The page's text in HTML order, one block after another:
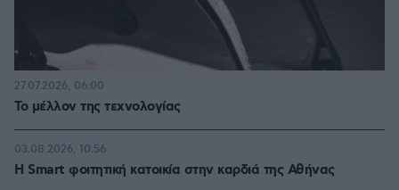
Το μέλλον της τεχνολογίας
27.07.2026, 06:00
Η Smart φοιτητική κατοικία στην καρδιά της Αθήνας
03.08.2026, 10:56